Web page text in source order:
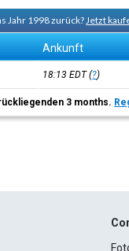
Jahr 1998 zurück?Jetzt
Ankunft
18:13EDT(?)
3 months.